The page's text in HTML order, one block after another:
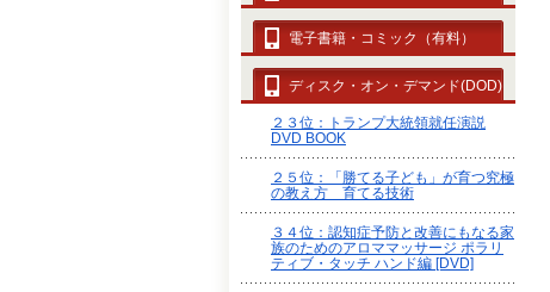
電子書籍・コミック（有料）
ディスク・オン・デマンド(DOD)
２３位：トランプ大統領就任演説
DVD BOOK
２５位：「勝てる子ども」が育つ究極
の教え方 育てる技術
３４位：認知症予防と改善にもなる家
族のためのアロママッサージ ポラリ
ティブ・タッチ ハンド編 [DVD]